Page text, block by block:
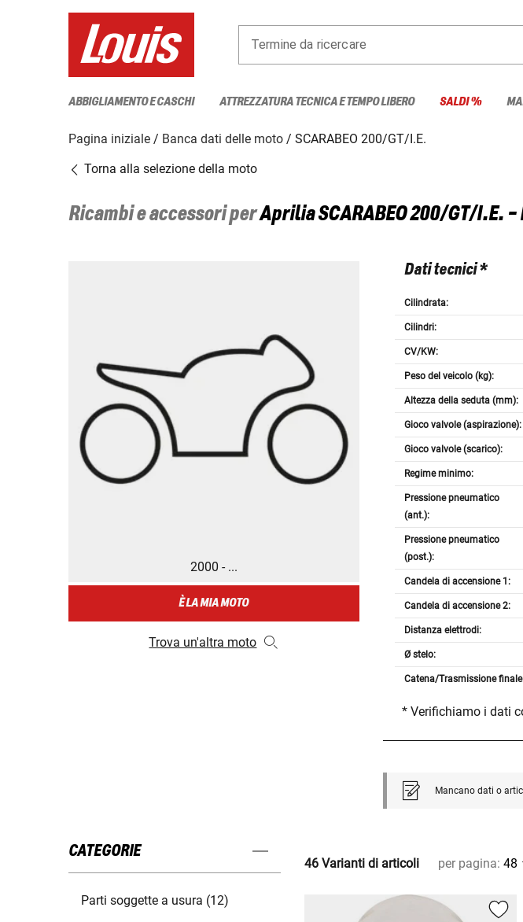
Termine da ricercare
ABBIGLIAMENTO E CASCHI ATTREZZATURA TECNICA E TEMPO LIBERO SALDI %
Pagina iniziale Banca dati delle moto
SCARABEO 200/GT/I.E.
Torna alla selezione della moto
Ricambi e accessori perApriliaSCARABEO 200/GT/I.E. -
2000 - ...
È LA MIA MOTO
Trova un'altra moto
Dati tecnici *
Cilindrata:
Cilindri:
CV/KW:
Peso del veicolo (kg):
Altezza della seduta (mm):
Gioco valvole (aspirazione):
Gioco valvole (scarico):
Regime minimo:
Pressione pneumatico
(ant.):
Pressione pneumatico
(post.):
Candela di accensione 1:
Candela di accensione 2:
Distanza elettrodi:
Ø stelo:
Catena/Trasmissione
* Verifichiamo i dati
Mancano dati o
CATEGORIE
Parti soggette a usura (12)
46 Varianti di articoli per pagina: